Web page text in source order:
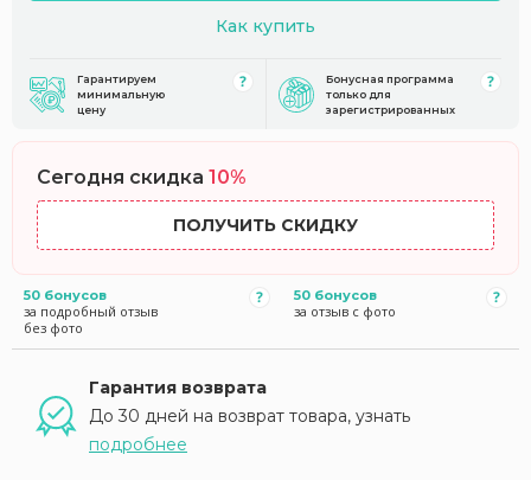
Как купить
Гарантируем
минимальную
цену
Бонусная программа
только для
зарегистрированных
Сегодня скидка 10%
ПОЛУЧИТЬ СКИДКУ
50 бонусов
за подробный отзыв
без фото
50 бонусов
за отзыв с фото
Гарантия возврата
До 30 дней на возврат товара, узнать
подробнее